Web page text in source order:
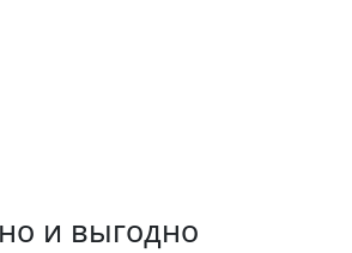
и выгодно